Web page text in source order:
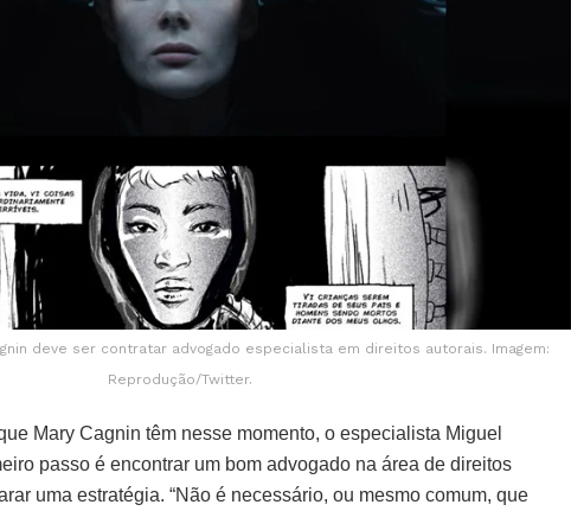
deve ser contratar advogado especialista em direitos autorais. Imagem:
Reprodução/Twitter.
Mary Cagnin têm nesse momento, o especialista Miguel
passo é encontrar um bom advogado na área de direitos
uma estratégia. “Não é necessário, ou mesmo comum, que